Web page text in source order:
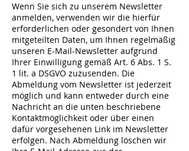
Wenn Sie sich zu unserem Newsletter
anmelden, verwenden wir die hierfür
erforderlichen oder gesondert von Ihnen
mitgeteilten Daten, um Ihnen regelmäßig
unseren E-Mail-Newsletter aufgrund
Ihrer Einwilligung gemäß Art. 6 Abs. 1 S.
1 lit. a DSGVO zuzusenden. Die
Abmeldung vom Newsletter ist jederzeit
möglich und kann entweder durch eine
Nachricht an die unten beschriebene
Kontaktmöglichkeit oder über einen
dafür vorgesehenen Link im Newsletter
erfolgen. Nach Abmeldung löschen wir